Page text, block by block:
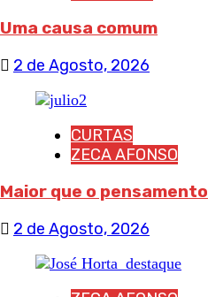
Uma causa comum
2 de Agosto, 2026
CURTAS
ZECA AFONSO
Maior que o pensamento
2 de Agosto, 2026